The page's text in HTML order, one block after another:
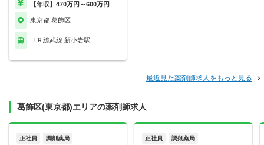
【年収】470万円～600万円
東京都 葛飾区
ＪＲ総武線 新小岩駅
最近見た薬剤師求人をもっと見る
葛飾区(東京都)エリアの薬剤師求人
正社員 調剤薬局 正社員 調剤薬局